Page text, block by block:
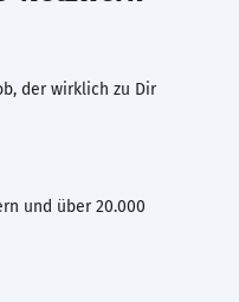
der wirklich zu Dir
und über 20.000